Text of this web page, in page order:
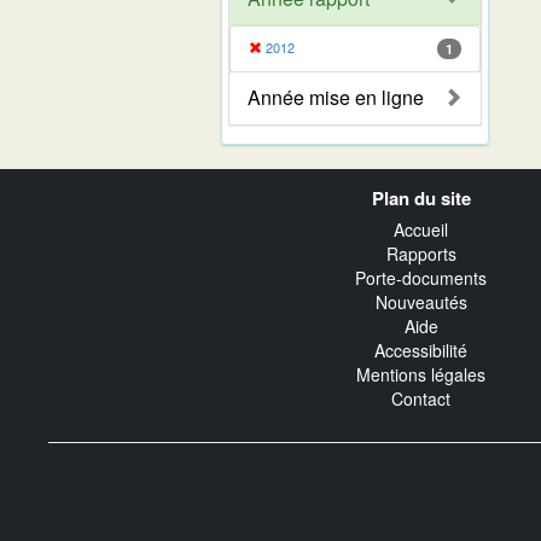
2012 1
Année mise en ligne
Plan du site
Accueil
Rapports
Porte-documents
Nouveautés
Aide
Accessibilité
Mentions légales
Contact